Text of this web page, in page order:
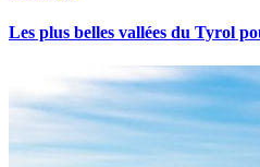
Les plus belles vallées du Tyrol